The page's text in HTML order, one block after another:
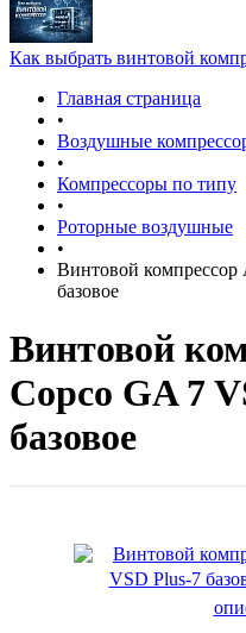
Как выбрать винтовой
Главная страница
•
Воздушные
•
Компрессоры по типу
•
Роторные воздушные
•
Винтовой компрессор
базовое
Винтовой
Copco GA 7
базовое